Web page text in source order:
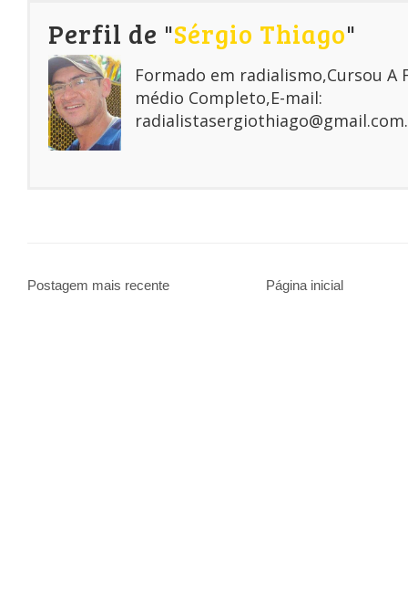
Perfil de "Sérgio Thiago"
Formado em radialismo,Cursou A
médio Completo,E-mail:
radialistasergiothiago@gmail.com.
Postagem mais recente Página inicial